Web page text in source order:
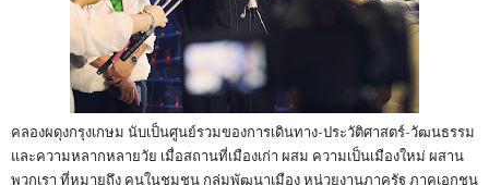
คลองผดุงกรุงเกษม นับเป็นศูนย์รวมของการเดินทาง-ประวัติศาสตร์-วัฒนธรรม
และความหลากหลายวัย เมื่อสถานที่เมืองเก่า ผสม ความเป็นเมืองใหม่ ผสาน
พวกเรา ที่หมายถึง คนในชุมชน กลุ่มพัฒนาเมือง หน่วยงานภาครัฐ ภาคเอกชน